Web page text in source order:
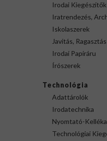
Irodai Kiegészítők
Iratrendezés,
Iskolaszerek
Javítás, Ragasztás
Irodai Papíráru
Írószerek
Technológia
Adattárolók
Irodatechnika
Nyomtató-
Technológiai